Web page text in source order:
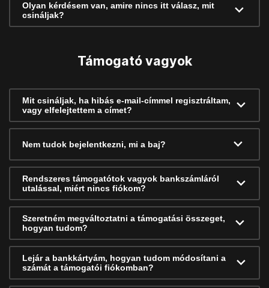
Olyan kérdésem van, amire nincs itt válasz, mit
csináljak?
Támogató vagyok
Mit csináljak, ha hibás e-mail-címmel regisztráltam,
vagy elfelejtettem a címet?
Nem tudok bejelentkezni, mi a baj?
Rendszeres támogatótok vagyok bankszámláról
utalással, miért nincs fiókom?
Szeretném megváltoztatni a támogatási összeget,
hogyan tudom?
Lejár a bankkártyám, hogyan tudom módosítani a
számát a támogatói fiókomban?